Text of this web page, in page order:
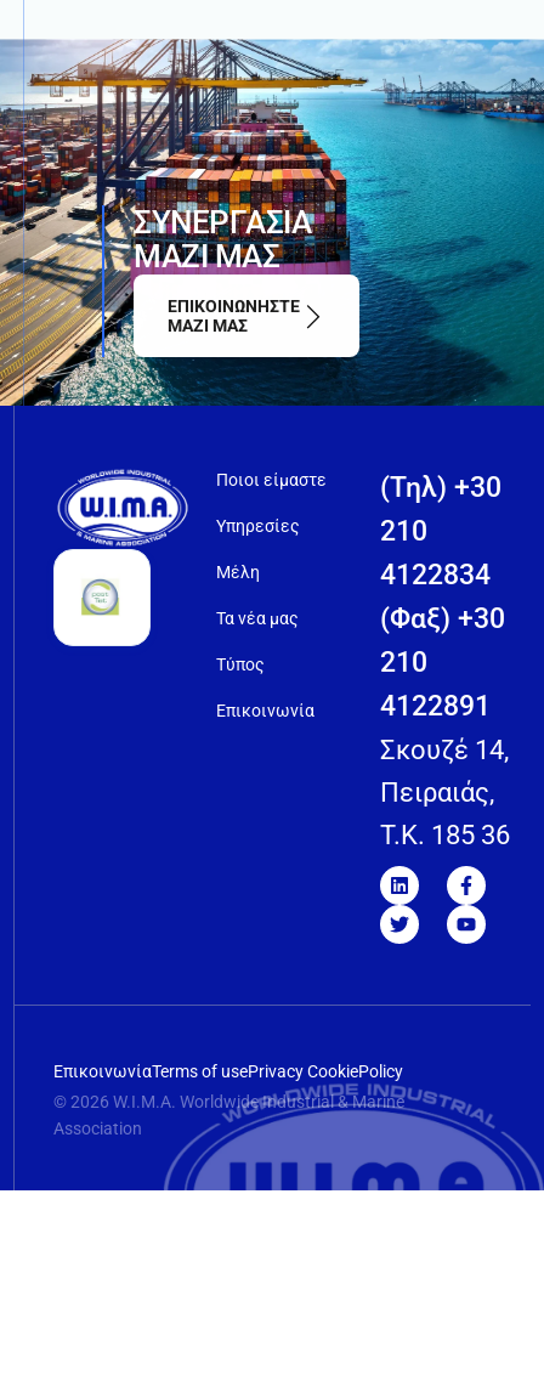
ΣΥΝΕΡΓΑΣΙΑ
ΜΑΖΙΜΑΣ
ΕΠΙΚΟΙΝΩΝΗΣΤΕ
ΜΑΖΙ ΜΑΣ
Ποιοι είμαστε
Υπηρεσίες
Μέλη
Τα νέα μας
Τύπος
Επικοινωνία
(Τηλ) +30
210
4122834
(Φαξ) +30
210
4122891
Σκουζέ 14,
Πειραιάς,
T.K. 185 36
ΕπικοινωνίαTerms of usePrivacy CookiePolicy
© 2026 W.I.M.A. Worldwide Industrial & Marine
Association